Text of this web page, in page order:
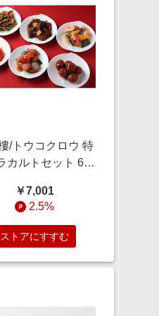
/トウコクロウ 特
カルトセット 6種
越伊勢丹/公式】
￥7,001
2.5%
ストアにすすむ